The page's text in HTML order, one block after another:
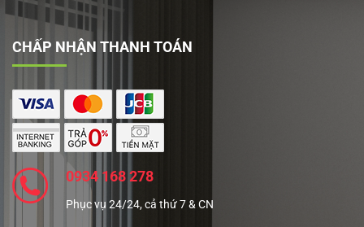
CHẤP NHẬN THANH TOÁN
0934 168 278
Phục vụ 24/24, cả thứ 7 & CN